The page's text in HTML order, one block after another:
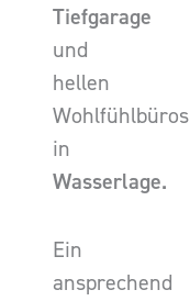
Tiefgarage
und
hellen
Wohlfühlbüros
in
Wasserlage.
Ein
ansprechend